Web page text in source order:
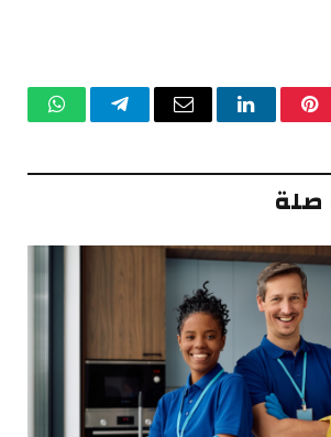
بينتيريستلينكدإنالبريد تيلقرام
صلة